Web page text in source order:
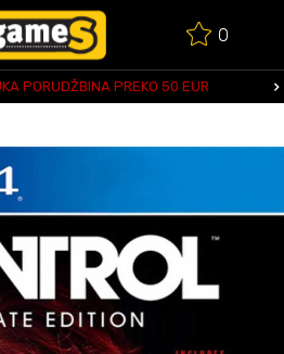
0
PORUDŽBINA PREKO 50 EUR